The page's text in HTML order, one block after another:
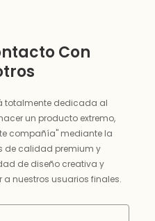
Con
totalmente dedicada al
un producto extremo,
compañía" mediante la
de calidad premium y
de diseño creativa y
nuestros usuarios finales.